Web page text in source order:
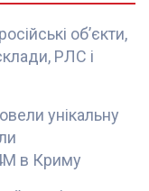
об’єкти,
РЛС і
унікальну
в Криму